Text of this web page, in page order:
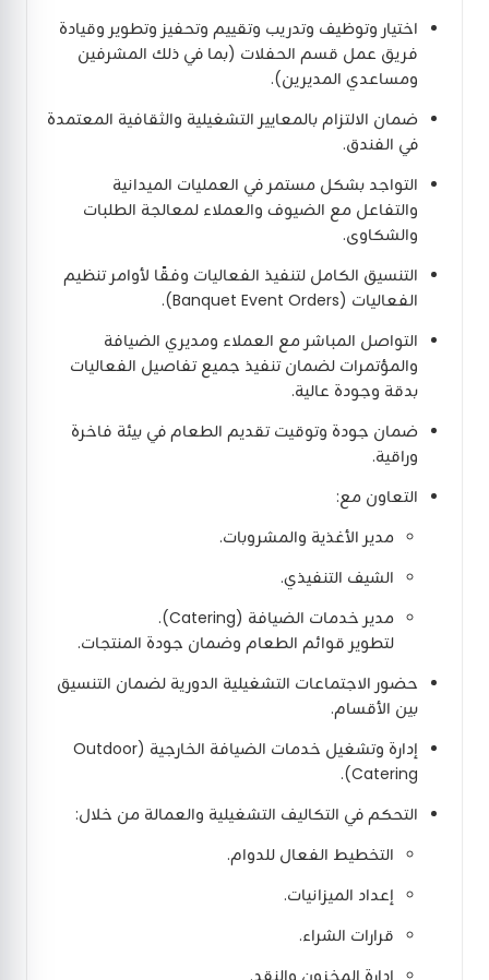
اختيار وتوظيف وتدريب وتقييم وتحفيز وتطوير وقيادة
فريق عمل قسم الحفلات (بما في ذلك المشرفين
ومساعدي المديرين).
ضمان الالتزام بالمعايير التشغيلية والثقافية المعتمدة
في الفندق.
التواجد بشكل مستمر في العمليات الميدانية
والتفاعل مع الضيوف والعملاء لمعالجة الطلبات
والشكاوى.
التنسيق الكامل لتنفيذ الفعاليات وفقًا لأوامر تنظيم
الفعاليات (Banquet Event Orders).
التواصل المباشر مع العملاء ومديري الضيافة
والمؤتمرات لضمان تنفيذ جميع تفاصيل الفعاليات
بدقة وجودة عالية.
ضمان جودة وتوقيت تقديم الطعام في بيئة فاخرة
وراقية.
التعاون مع:
مدير الأغذية والمشروبات.
الشيف التنفيذي.
مدير خدمات الضيافة (Catering).
لتطوير قوائم الطعام وضمان جودة المنتجات.
حضور الاجتماعات التشغيلية الدورية لضمان التنسيق
بين الأقسام.
إدارة وتشغيل خدمات الضيافة الخارجية (Outdoor
Catering).
التحكم في التكاليف التشغيلية والعمالة من خلال:
التخطيط الفعال للدوام.
إعداد الميزانيات.
قرارات الشراء.
إدارة المخزون والنقد.